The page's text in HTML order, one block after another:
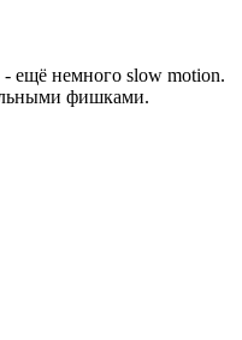
ещё немного slow motion.
фишками.